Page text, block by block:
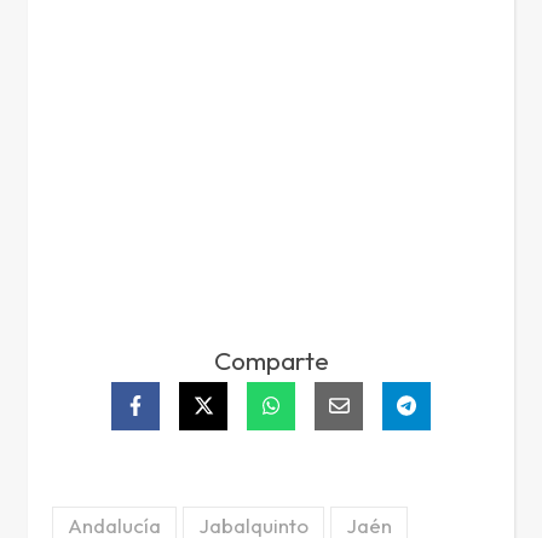
Comparte
Andalucía Jabalquinto
Jaén